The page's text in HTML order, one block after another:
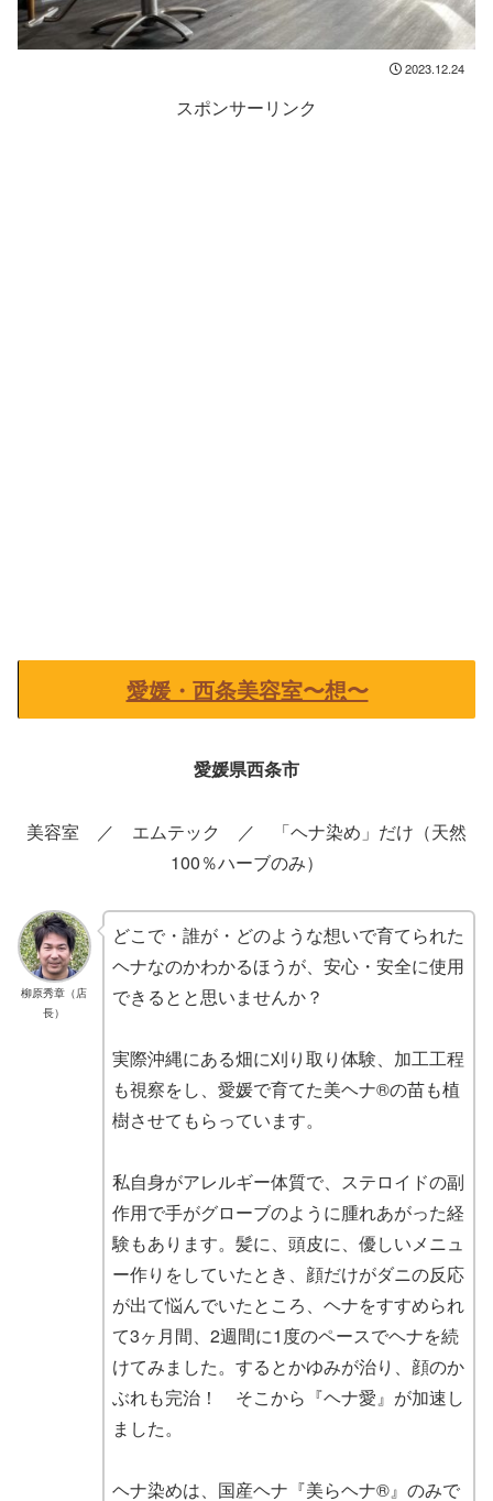
2023.12.24
スポンサーリンク
愛媛・西条美容室〜想〜
愛媛県西条市
美容室 ／ エムテック ／ 「ヘナ染め」だけ（天然
100％ハーブのみ）
柳原秀章（店
長）
どこで・誰が・どのような想いで育てられた
ヘナなのかわかるほうが、安心・安全に使用
できるとと思いませんか？
実際沖縄にある畑に刈り取り体験、加工工程
も視察をし、愛媛で育てた美ヘナ®︎の苗も植
樹させてもらっています。
私自身がアレルギー体質で、ステロイドの副
作用で手がグローブのように腫れあがった経
験もあります。髪に、頭皮に、優しいメニュ
ー作りをしていたとき、顔だけがダニの反応
が出て悩んでいたところ、ヘナをすすめられ
て3ヶ月間、2週間に1度のペースでヘナを続
けてみました。するとかゆみが治り、顔のか
ぶれも完治！ そこから『ヘナ愛』が加速し
ました。
ヘナ染めは、国産ヘナ『美らヘナ®︎』のみで